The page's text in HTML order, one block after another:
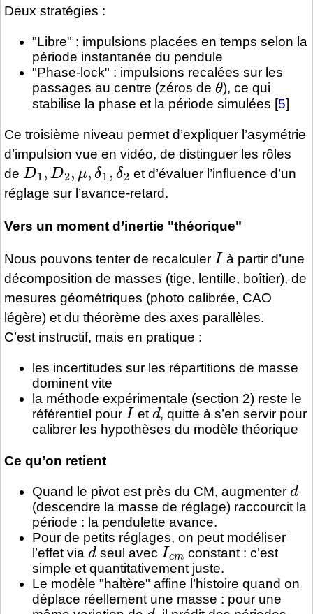
Deux stratégies :
"Libre" : impulsions placées en temps selon la
période instantanée du pendule
"Phase-lock" : impulsions recalées sur les
passages au centre (zéros de
θ
), ce qui
stabilise la phase et la période simulées [5]
Ce troisième niveau permet d’expliquer l’asymétrie
d’impulsion vue en vidéo, de distinguer les rôles
de
D1,D2, μ,δ1,δ2
et d’évaluer l’influence d’un
réglage sur l’avance-retard.
Vers un moment d’inertie "théorique"
Nous pouvons tenter de recalculer
I
à partir d’une
décomposition de masses (tige, lentille, boîtier), de
mesures géométriques (photo calibrée, CAO
légère) et du théorème des axes parallèles.
C’est instructif, mais en pratique :
les incertitudes sur les répartitions de masse
dominent vite
la méthode expérimentale (section 2) reste le
référentiel pour
I
et
d
, quitte à s’en servir pour
calibrer les hypothèses du modèle théorique
Ce qu’on retient
Quand le pivot est près du CM, augmenter
d
(descendre la masse de réglage) raccourcit la
période : la pendulette avance.
Pour de petits réglages, on peut modéliser
l’effet via
d
seul avec
Icm
constant : c’est
simple et quantitativement juste.
Le modèle "haltère" affine l’histoire quand on
déplace réellement une masse : pour une
d